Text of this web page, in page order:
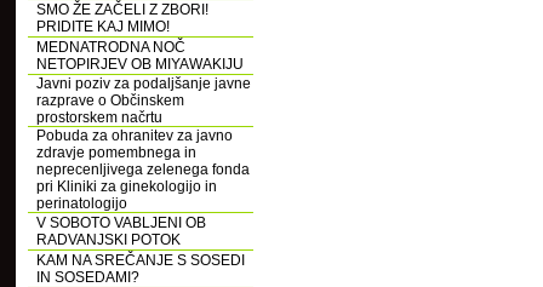
SMO ŽE ZAČELI Z ZBORI!
PRIDITE KAJ MIMO!
MEDNATRODNA NOČ
NETOPIRJEV OB MIYAWAKIJU
Javni poziv za podaljšanje javne
razprave o Občinskem
prostorskem načrtu
Pobuda za ohranitev za javno
zdravje pomembnega in
neprecenljivega zelenega fonda
pri Kliniki za ginekologijo in
perinatologijo
V SOBOTO VABLJENI OB
RADVANJSKI POTOK
KAM NA SREČANJE S SOSEDI
IN SOSEDAMI?